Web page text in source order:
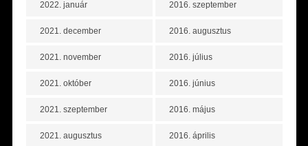
2022. január
2021. december
2021. november
2021. október
2021. szeptember
2021. augusztus
2016. szeptember
2016. augusztus
2016. július
2016. június
2016. május
2016. április